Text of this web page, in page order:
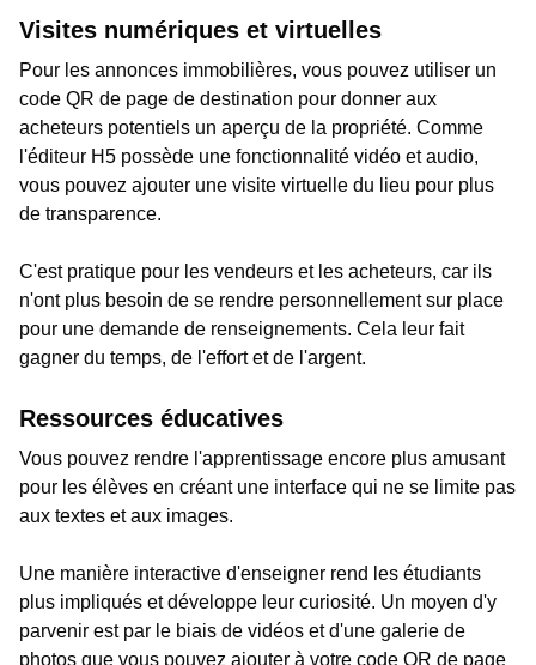
Visites numériques et virtuelles
Pour les annonces immobilières, vous pouvez utiliser un
code QR de page de destination pour donner aux
acheteurs potentiels un aperçu de la propriété. Comme
l'éditeur H5 possède une fonctionnalité vidéo et audio,
vous pouvez ajouter une visite virtuelle du lieu pour plus
de transparence.
C'est pratique pour les vendeurs et les acheteurs, car ils
n'ont plus besoin de se rendre personnellement sur place
pour une demande de renseignements. Cela leur fait
gagner du temps, de l'effort et de l'argent.
Ressources éducatives
Vous pouvez rendre l'apprentissage encore plus amusant
pour les élèves en créant une interface qui ne se limite pas
aux textes et aux images.
Une manière interactive d'enseigner rend les étudiants
plus impliqués et développe leur curiosité. Un moyen d'y
parvenir est par le biais de vidéos et d'une galerie de
photos que vous pouvez ajouter à votre code QR de page